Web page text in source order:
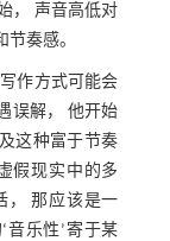
， 声音高低对
奏感。
作方式可能会
误解， 他开始
这种富于节奏
假现实中的多
， 那应该是一
音乐性’寄于某